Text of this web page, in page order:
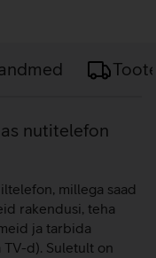
nutitelefon
millega saad
rakendusi, teha
ja tarbida
d). Suletult on